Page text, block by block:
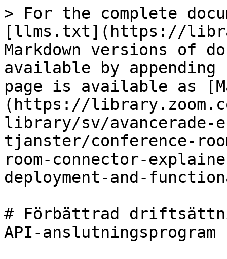
> For the complete
[llms.txt](https://
Markdown versions of
available by
page is available as
(https://
library/sv/avancerade-
tjanster/conference-
room-connector-
deployment-and-
# Förbättrad
API-anslutningsprogram